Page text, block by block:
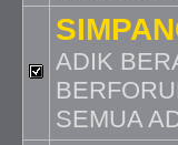
ADIK
SEMUA